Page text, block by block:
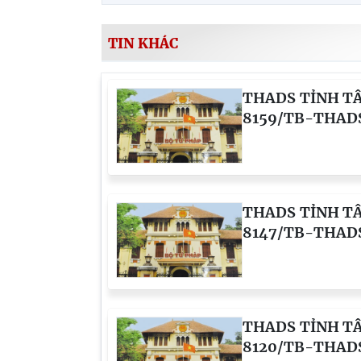
TIN KHÁC
THADS TỈNH
8159/TB-
Nguyễn Thành
THADS TỈNH
8147/TB-
Thịnh Phú
THADS TỈNH
8120/TB-